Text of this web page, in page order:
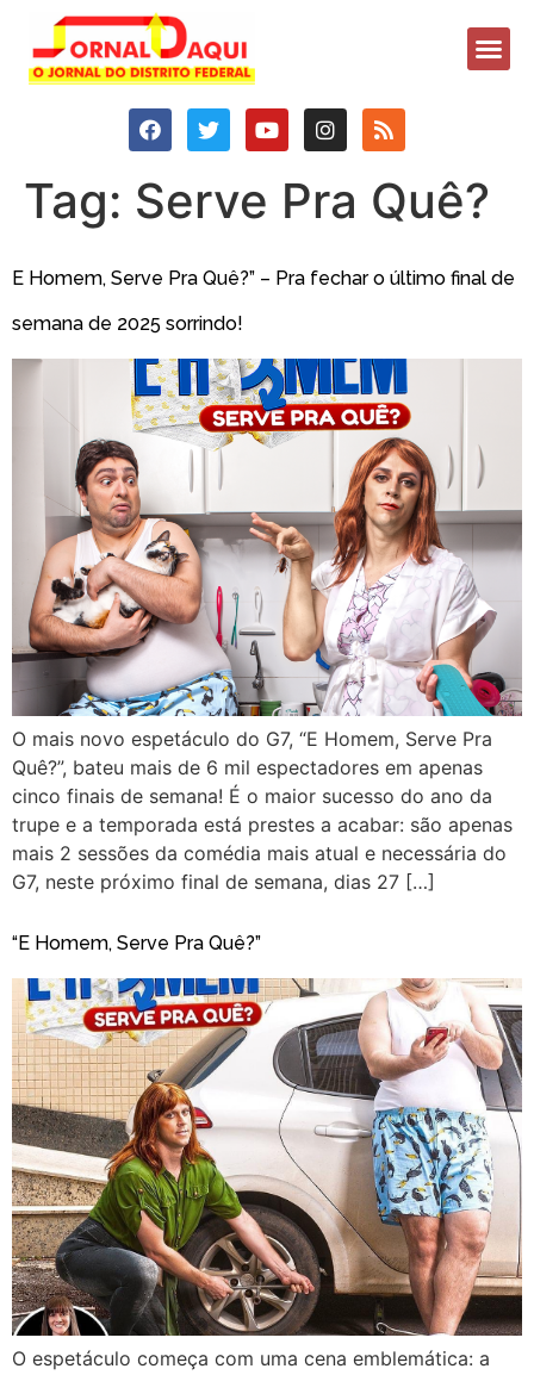
Tag: Serve Pra Quê?
E Homem, Serve Pra Quê?” – Pra fechar o último final de
semana de 2025 sorrindo!
O mais novo espetáculo do G7, “E Homem, Serve Pra
Quê?”, bateu mais de 6 mil espectadores em apenas
cinco finais de semana! É o maior sucesso do ano da
trupe e a temporada está prestes a acabar: são apenas
mais 2 sessões da comédia mais atual e necessária do
G7, neste próximo final de semana, dias 27 […]
“E Homem, Serve Pra Quê?”
O espetáculo começa com uma cena emblemática: a